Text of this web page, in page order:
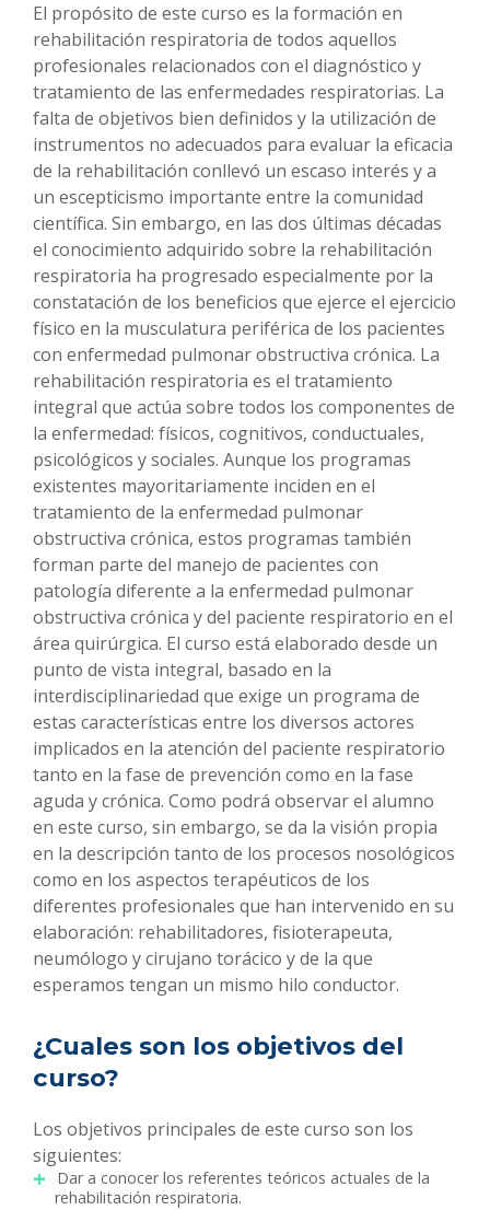
El propósito de este curso es la formación en
rehabilitación respiratoria de todos aquellos
profesionales relacionados con el diagnóstico y
tratamiento de las enfermedades respiratorias. La
falta de objetivos bien definidos y la utilización de
instrumentos no adecuados para evaluar la eficacia
de la rehabilitación conllevó un escaso interés y a
un escepticismo importante entre la comunidad
científica. Sin embargo, en las dos últimas décadas
el conocimiento adquirido sobre la rehabilitación
respiratoria ha progresado especialmente por la
constatación de los beneficios que ejerce el ejercicio
físico en la musculatura periférica de los pacientes
con enfermedad pulmonar obstructiva crónica. La
rehabilitación respiratoria es el tratamiento
integral que actúa sobre todos los componentes de
la enfermedad: físicos, cognitivos, conductuales,
psicológicos y sociales. Aunque los programas
existentes mayoritariamente inciden en el
tratamiento de la enfermedad pulmonar
obstructiva crónica, estos programas también
forman parte del manejo de pacientes con
patología diferente a la enfermedad pulmonar
obstructiva crónica y del paciente respiratorio en el
área quirúrgica. El curso está elaborado desde un
punto de vista integral, basado en la
interdisciplinariedad que exige un programa de
estas características entre los diversos actores
implicados en la atención del paciente respiratorio
tanto en la fase de prevención como en la fase
aguda y crónica. Como podrá observar el alumno
en este curso, sin embargo, se da la visión propia
en la descripción tanto de los procesos nosológicos
como en los aspectos terapéuticos de los
diferentes profesionales que han intervenido en su
elaboración: rehabilitadores, fisioterapeuta,
neumólogo y cirujano torácico y de la que
esperamos tengan un mismo hilo conductor.
¿Cuales son los objetivos del
curso?
Los objetivos principales de este curso son los
siguientes:
Dar a conocer los referentes teóricos actuales de la
rehabilitación respiratoria.